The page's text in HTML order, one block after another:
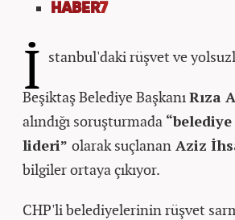
HABER7
İ stanbul'daki rüşvet ve
Beşiktaş Belediye BaşkanıRıza
alındığı soruşturmada
lideri” olarak suçlanan Aziz
bilgiler ortaya çıkıyor.
CHP'li belediyelerinin rüşvet